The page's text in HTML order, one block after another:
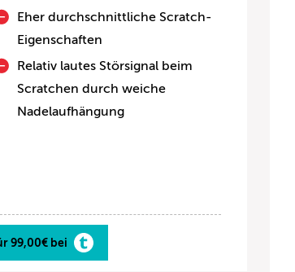
Eher durchschnittliche Scratch-
Eigenschaften
Relativ lautes Störsignal beim
Scratchen durch weiche
Nadelaufhängung
99,00€ bei